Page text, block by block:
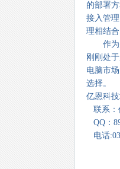
的部署
接入管
理相结
作为先
刚刚处
电脑市
选择。
亿恩科
联系：
QQ：
电话